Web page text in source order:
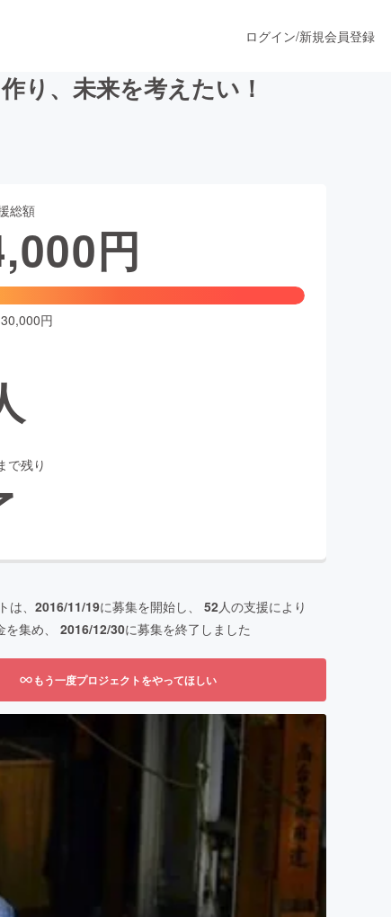
ファッション
ログイン/新規会員登録
り、未来を考えたい！
総額
円
円
で残り
、 2016/11/19に募集を開始し、 52人の支援により
を集め、 2016/12/30に募集を終了しました
もう一度プロジェクトをやってほしい